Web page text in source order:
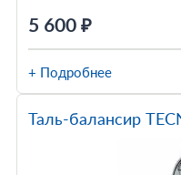
5 600 ₽
+ Подробнее
Таль-балансир